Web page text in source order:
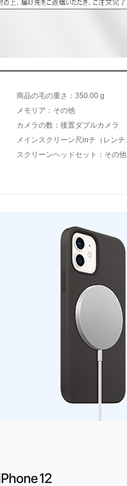
商品の毛の重さ：350.00 g
メモリア：その他
カメラの数：後置ダブルカメラ
スクリーンヘッドセット：その他